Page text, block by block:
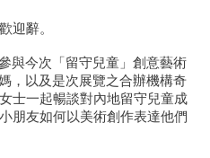
迎辭。
與今次「留守兒童」創意藝術
，以及是次展覽之合辦機構奇
士一起暢談對內地留守兒童成
朋友如何以美術創作表達他們